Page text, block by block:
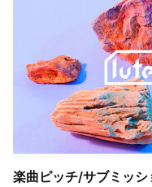
楽曲ピッチ/サブミッ